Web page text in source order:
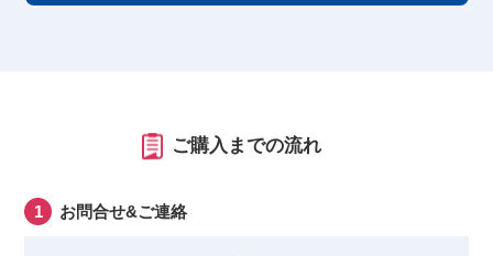
ご購入までの流れ
お問合せ&ご連絡